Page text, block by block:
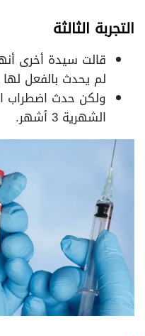
التجربة الثالثة
قالت سيدة أخرى
لم يحدث بالفعل
ولكن حدث اضطراب
الشهرية 3 أشهر.